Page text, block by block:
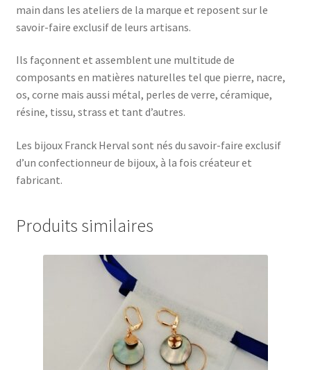
main dans les ateliers de la marque et reposent sur le
savoir-faire exclusif de leurs artisans.
Ils façonnent et assemblent une multitude de
composants en matières naturelles tel que pierre, nacre,
os, corne mais aussi métal, perles de verre, céramique,
résine, tissu, strass et tant d’autres.
Les bijoux Franck Herval sont nés du savoir-faire exclusif
d’un confectionneur de bijoux, à la fois créateur et
fabricant.
Produits similaires